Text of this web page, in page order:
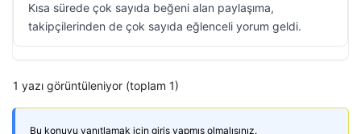
Kısa sürede çok sayıda beğeni alan paylaşıma,
takipçilerinden de çok sayıda eğlenceli yorum geldi.
1 yazı görüntüleniyor (toplam 1)
Bu konuyu yanıtlamak için giriş yapmış olmalısınız.